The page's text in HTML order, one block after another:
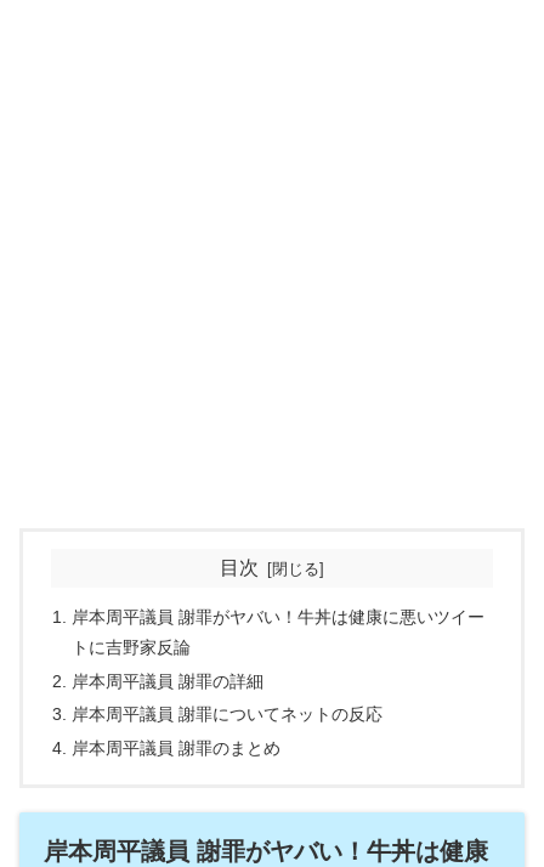
目次
岸本周平議員 謝罪がヤバい！牛丼は健康に悪いツイー
トに吉野家反論
岸本周平議員 謝罪の詳細
岸本周平議員 謝罪についてネットの反応
岸本周平議員 謝罪のまとめ
岸本周平議員 謝罪がヤバい！牛丼は健康